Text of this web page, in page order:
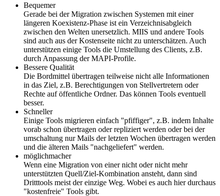
Bequemer
Gerade bei der Migration zwischen Systemen mit einer
längeren Koexistenz-Phase ist ein Verzeichnisabgleich
zwischen den Welten unersetzlich. MIIS und andere Tools
sind auch aus der Kostenseite nicht zu unterschätzen. Auch
unterstützen einige Tools die Umstellung des Clients, z.B.
durch Anpassung der MAPI-Profile.
Bessere Qualität
Die Bordmittel übertragen teilweise nicht alle Informationen
in das Ziel, z.B. Berechtigungen von Stellvertretern oder
Rechte auf öffentliche Ordner. Das können Tools eventuell
besser.
Schneller
Einige Tools migrieren einfach "pfiffiger", z.B. indem Inhalte
vorab schon übertragen oder repliziert werden oder bei der
umschaltung nur Mails der letzten Wochen übertragen werden
und die älteren Mails "nachgeliefert" werden.
möglichmacher
Wenn eine Migration von einer nicht oder nicht mehr
unterstützten Quell/Ziel-Kombination ansteht, dann sind
Dritttools meist der einzige Weg. Wobei es auch hier durchaus
"kostenfreie" Tools gibt.